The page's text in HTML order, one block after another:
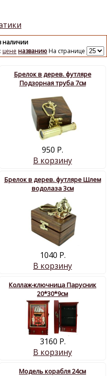
наличии
цене названиюНа странице
Брелок в дерев. футляре
Подзорная труба 7см
950 Р.
В корзину
Брелок в дерев. футляре Шлем
водолаза 3см
1040 Р.
В корзину
Коллаж-ключница Парусник
20*30*9см
3160 Р.
В корзину
Модель корабля 24см